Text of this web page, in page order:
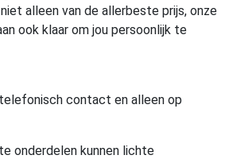
alleen van de allerbeste prijs, onze
ook klaar om jou persoonlijk te
contact en alleen op
onderdelen kunnen lichte